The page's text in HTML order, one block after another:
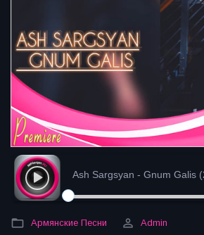
Ash Sargsyan - Gnum Galis
Армянские Песни Admin